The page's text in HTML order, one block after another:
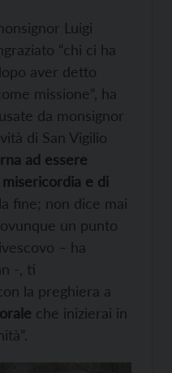
Luigi
“chi ci ha
aver detto
missione”, ha
da monsignor
di San Vigilio
ad essere
e di
fine; non dice mai
ovunque un punto
– ha
-, ti
la preghiera a
che inizierai in